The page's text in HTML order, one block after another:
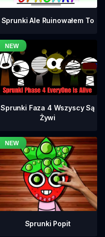
Sprunki Ale Ruinowałem To
Sprunki Faza 4 Wszyscy Są
Żywi
Sprunki Popit